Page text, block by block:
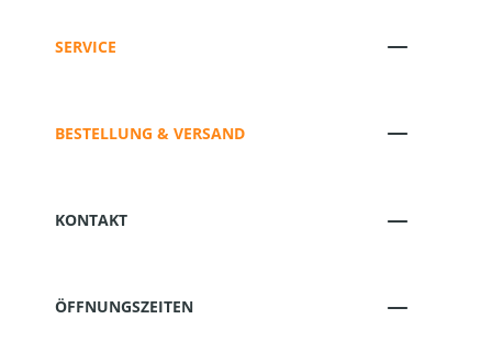
SERVICE
BESTELLUNG & VERSAND
KONTAKT
ÖFFNUNGSZEITEN